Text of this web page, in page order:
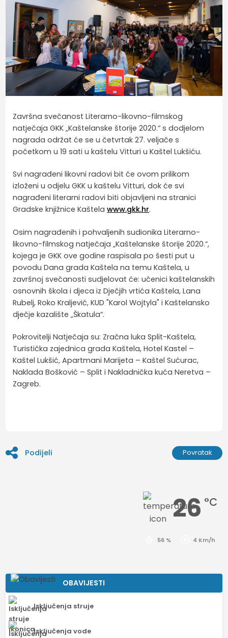
Završna svečanost Literarno-likovno-filmskog
natječaja GKK „Kaštelanske štorije 2020.“ s dodjelom
nagrada održat će se u četvrtak 27. veljače s
početkom u 19 sati u kaštelu Vitturi u Kaštel Lukšiću.
Svi nagrađeni likovni radovi bit će ovom prilikom
izloženi u odjelu GKK u kaštelu Vitturi, dok će svi
nagrađeni literarni radovi biti objavljeni na stranici
Gradske knjižnice Kaštelawww.gkk.hr.
Osim nagrađenih i pohvaljenih sudionika Literarno-
likovno-filmskog natječaja „Kaštelanske štorije 2020.“,
kojega je GKK ove godine raspisala po šesti put u
povodu Dana grada Kaštela na temu Kaštela, u
završnoj svečanosti sudjelovat će: učenici kaštelanskih
osnovnih škola i djeca iz Dječjih vrtića Kaštela, Lana
Rubelj, Roko Kraljević, KUD "Karol Wojtyla" i Kaštelansko
dječje kazalište „Škatula“.
Pokrovitelji Natječaja su: Zračna luka Split-Kaštela,
Turistička zajednica grada Kaštela, Hotel Kastel –
Kaštel Lukšić, Apartmani Marijeta – Kaštel Sućurac,
Naklada Bošković – Split i Nakladnička kuća Neretva –
Zagreb.
Podijeli Povratak
26 °C
56 % 4 Km/h
OBAVIJESTI
Isključenja struje
Isključenja vode